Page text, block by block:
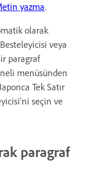
yazma.
olarak
veya
paragraf
menüsünden
Tek Satır
seçin ve
paragraf